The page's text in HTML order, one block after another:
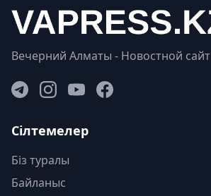
Вечерний Алматы - Новостной сайт
Сілтемелер
Біз туралы
Байланыс